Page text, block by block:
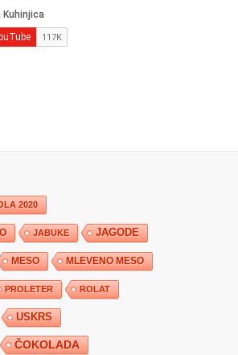
2020
JABUKE JAGODE
MESO MLEVENO MESO
PROLETER ROLAT
USKRS
ČOKOLADA